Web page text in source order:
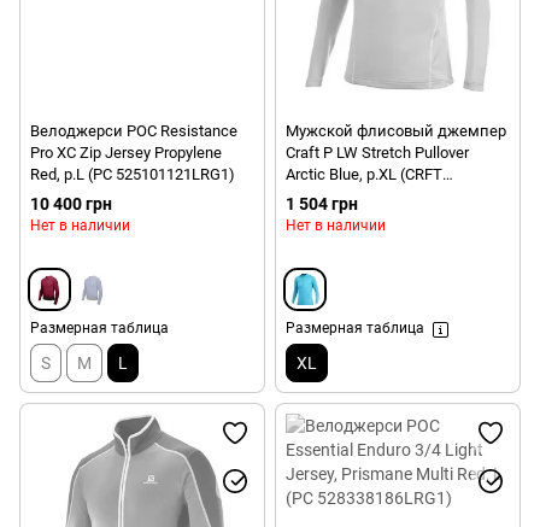
Велоджерси POC Resistance
Pro XC Zip Jersey Propylene
Red, р.L (PC 525101121LRG1)
10 400 грн
Нет в наличии
Размерная таблица
S M L
Мужской флисовый джемпер
Craft P LW Stretch Pullover
Arctic Blue, p.XL (CRFT
1900927.2662-XL)
1 504 грн
Нет в наличии
Размерная таблица
XL